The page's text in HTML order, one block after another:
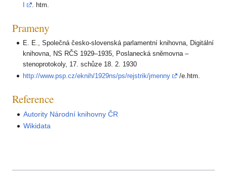
. htm.
Prameny
E. E., Společná česko-slovenská parlamentní knihovna, Digitální
knihovna, NS RČS 1929–1935, Poslanecká sněmovna –
stenoprotokoly, 17. schůze 18. 2. 1930
http://www.psp.cz/eknih/1929ns/ps/rejstrik/jmenny
/e.htm.
Reference
Autority Národní knihovny ČR
Wikidata